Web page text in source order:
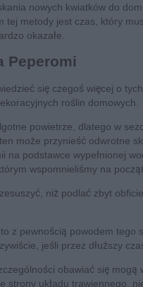
nowych kwiatków do
tej metody jest czas, który
okazałe.
Peperomi
się czegoś więcej o
roślin domowych.
powietrze, dlatego w
może przynieść odwrotne
na podstawce wypełnionej
wspomnieliśmy na
niż podlać zbyt
z pewnością powodem
jeśli przez dłuższy
obawiać się
strony układu trawiennego,